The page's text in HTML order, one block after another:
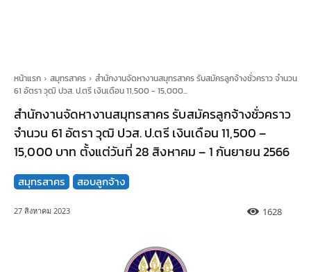
หน้าแรก สมุทรสาคร
สำนักงานจัดหางานสมุทรสาคร รับสมัครลูกจ้างชั่วคราว จำนวน
61 อัตรา วุฒิ ปวส. ป.ตรี เงินเดือน 11,500 - 15,000...
สำนักงานจัดหางานสมุทรสาคร รับสมัครลูกจ้างชั่วคราว
จำนวน 61 อัตรา วุฒิ ปวส. ป.ตรี เงินเดือน 11,500 –
15,000 บาท ตั้งแต่วันที่ 28 สิงหาคม – 1 กันยายน 2566
สมุทรสาคร สอบลูกจ้าง
27 สิงหาคม 2023 1628